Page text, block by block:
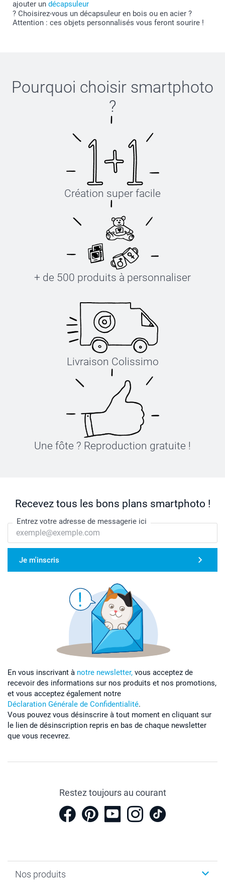
ajouter un décapsuleur
? Choisirez-vous un décapsuleur en bois ou en acier ?
Attention : ces objets personnalisés vous feront sourire !
Pourquoi choisir smartphoto
?
Création super facile
+ de 500 produits à personnaliser
Livraison Colissimo
Une fôte ? Reproduction gratuite !
Recevez tous les bons plans smartphoto !
Entrez votre adresse de messagerie ici
Je m'inscris
En vous inscrivant à notre newsletter, vous acceptez de
recevoir des informations sur nos produits et nos promotions,
et vous acceptez également notre
Déclaration Générale de Confidentialité.
Vous pouvez vous désinscrire à tout moment en cliquant sur
le lien de désinscription repris en bas de chaque newsletter
que vous recevrez.
Restez toujours au courant
Nos produits